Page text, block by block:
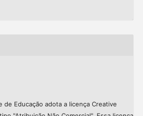
de Educação adota a licença Creative